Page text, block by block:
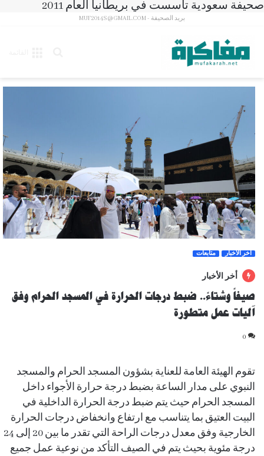
صحيفة سعودية تأسست في بريطانيا العام 2011
بريد الصحيفة - MUF2014S@GMAIL.COM
آخر الأخبار متابعات
أخر الأخبار
صيفاً وشتاءً.. ضبط درجات الحرارة في المسجد الحرام وفق
آليات عمل متطورة
0
تقوم الهيئة العامة للعناية بشؤون المسجد الحرام والمسجد
النبوي على مدار الساعة بضبط درجة حرارة الأجواء داخل
المسجد الحرام حيث يتم ضبط درجة الحرارة الداخلية في
البيت العتيق بما يتناسب مع ارتفاع وانخفاض درجات الحرارة
الخارجية وفق معدل درجات الراحة التي تقدر ما بين 20 إلى 24
درجة مئوية بحيث يتم في الصيف التأكد من نوعية عمل جميع